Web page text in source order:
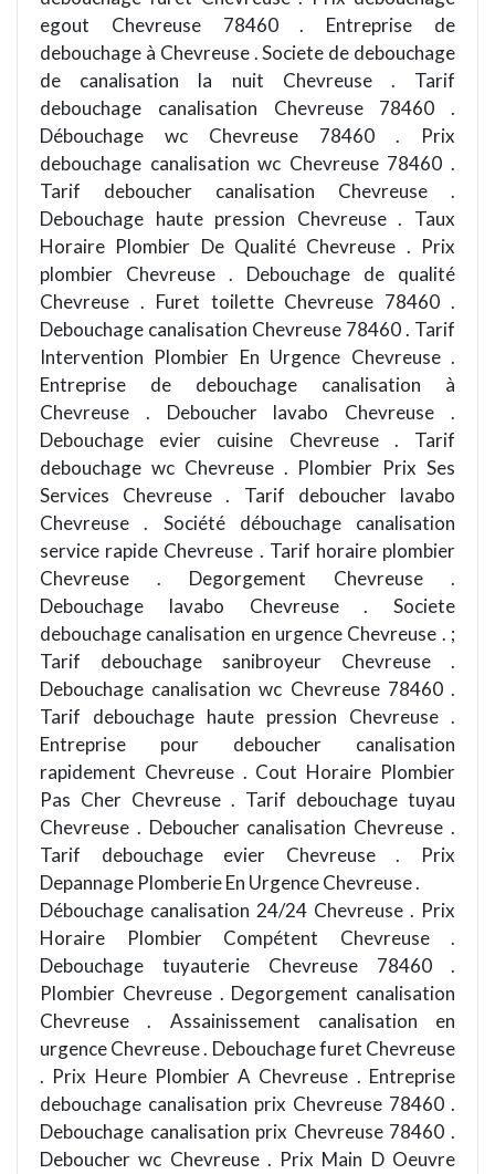
egout Chevreuse 78460 . Entreprise de
debouchage à Chevreuse . Societe de debouchage
de canalisation la nuit Chevreuse . Tarif
debouchage canalisation Chevreuse 78460 .
Débouchage wc Chevreuse 78460 . Prix
debouchage canalisation wc Chevreuse 78460 .
Tarif deboucher canalisation Chevreuse .
Debouchage haute pression Chevreuse . Taux
Horaire Plombier De Qualité Chevreuse . Prix
plombier Chevreuse . Debouchage de qualité
Chevreuse . Furet toilette Chevreuse 78460 .
Debouchage canalisation Chevreuse 78460 . Tarif
Intervention Plombier En Urgence Chevreuse .
Entreprise de debouchage canalisation à
Chevreuse . Deboucher lavabo Chevreuse .
Debouchage evier cuisine Chevreuse . Tarif
debouchage wc Chevreuse . Plombier Prix Ses
Services Chevreuse . Tarif deboucher lavabo
Chevreuse . Société débouchage canalisation
service rapide Chevreuse . Tarif horaire plombier
Chevreuse . Degorgement Chevreuse .
Debouchage lavabo Chevreuse . Societe
debouchage canalisation en urgence Chevreuse . ;
Tarif debouchage sanibroyeur Chevreuse .
Debouchage canalisation wc Chevreuse 78460 .
Tarif debouchage haute pression Chevreuse .
Entreprise pour deboucher canalisation
rapidement Chevreuse . Cout Horaire Plombier
Pas Cher Chevreuse . Tarif debouchage tuyau
Chevreuse . Deboucher canalisation Chevreuse .
Tarif debouchage evier Chevreuse . Prix
Depannage Plomberie En Urgence Chevreuse .
Débouchage canalisation 24/24 Chevreuse . Prix
Horaire Plombier Compétent Chevreuse .
Debouchage tuyauterie Chevreuse 78460 .
Plombier Chevreuse . Degorgement canalisation
Chevreuse . Assainissement canalisation en
urgence Chevreuse . Debouchage furet Chevreuse
. Prix Heure Plombier A Chevreuse . Entreprise
debouchage canalisation prix Chevreuse 78460 .
Debouchage canalisation prix Chevreuse 78460 .
Deboucher wc Chevreuse . Prix Main D Oeuvre